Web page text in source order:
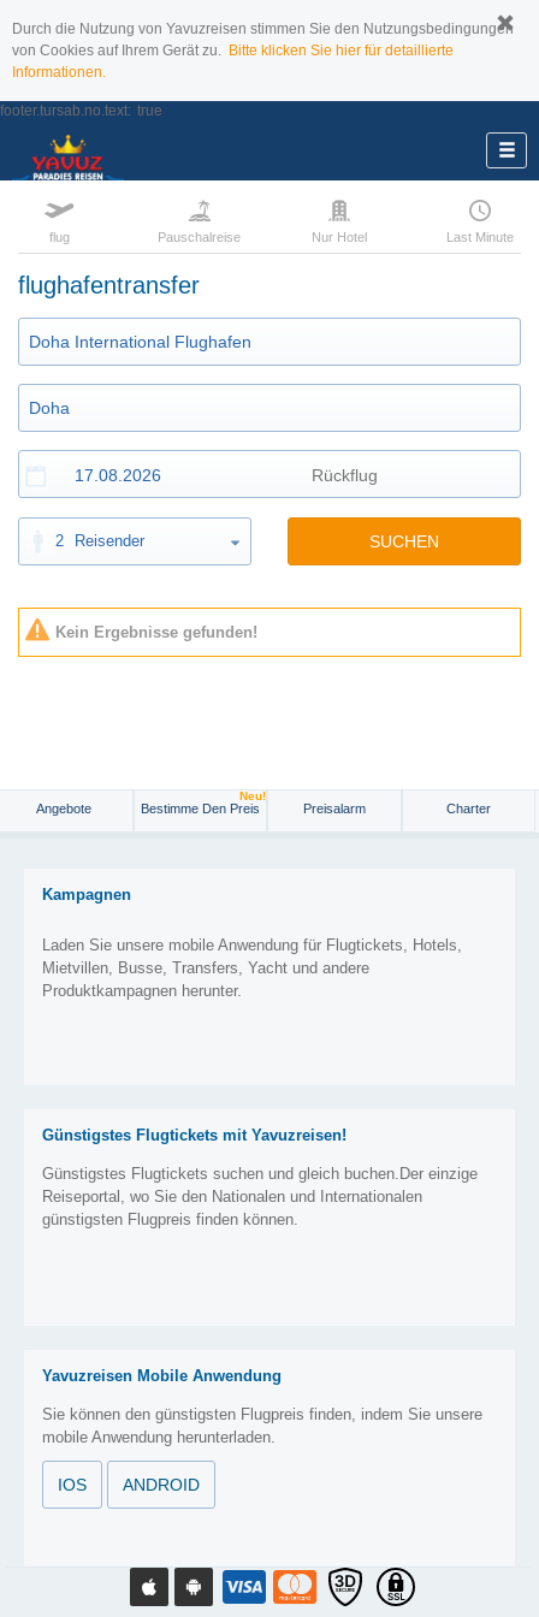
Durch die Nutzung von Yavuzreisen stimmen Sie den Nutzungsbedingungen
von Cookies auf Ihrem Gerät zu. Bitte klicken Sie hier für detaillierte
Informationen.
footer.tursab.no.text: true
flug Pauschalreise Nur Hotel Last Minute
flughafentransfer
2 Reisender SUCHEN
Kein Ergebnisse gefunden!
Angebote Bestimme Den Preis
Neu!
Preisalarm Charter
Kampagnen
Laden Sie unsere mobile Anwendung für Flugtickets, Hotels,
Mietvillen, Busse, Transfers, Yacht und andere
Produktkampagnen herunter.
Günstigstes Flugtickets mit Yavuzreisen!
Günstigstes Flugtickets suchen und gleich buchen.Der einzige
Reiseportal, wo Sie den Nationalen und Internationalen
günstigsten Flugpreis finden können.
Yavuzreisen Mobile Anwendung
Sie können den günstigsten Flugpreis finden, indem Sie unsere
mobile Anwendung herunterladen.
IOS ANDROID